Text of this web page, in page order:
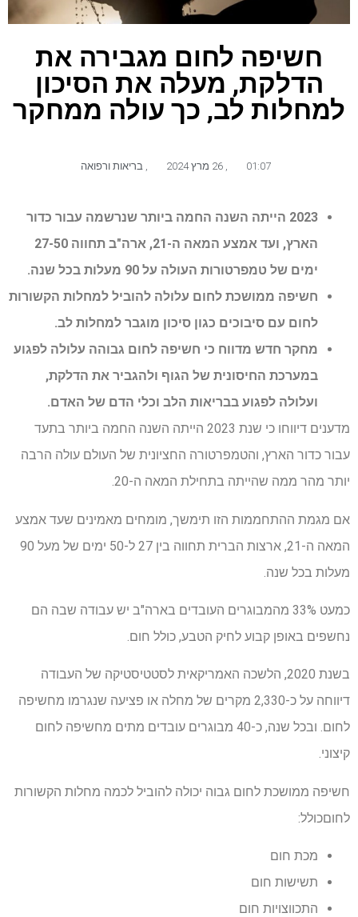
חשיפה לחום מגבירה את
הדלקת, מעלה את הסיכון
למחלות לב, כך עולה ממחקר
01:07 בריאות ורפואה
2023 הייתה השנה החמה ביותר שנרשמה עבור כדור
הארץ, ועד אמצע המאה ה-21, ארה"ב תחווה 27-50
ימים של טמפרטורות העולה על 90 מעלות בכל שנה.
חשיפה ממושכת לחום עלולה להוביל למחלות הקשורות
לחום עם סיבוכים כגון סיכון מוגבר למחלות לב.
מחקר חדש מדווח כי חשיפה לחום גבוהה עלולה לפגוע
במערכת החיסונית של הגוף ולהגביר את הדלקת,
ועלולה לפגוע בבריאות הלב וכלי הדם של האדם.
מדענים דיווחו כי שנת 2023 הייתה השנה החמה ביותר בתעד
עבור כדור הארץ, והטמפרטורה החציונית של העולם עולה הרבה
יותר מהר ממה שהייתה בתחילת המאה ה-20.
אם מגמת ההתחממות הזו תימשך, מומחים מאמינים שעד אמצע
המאה ה-21, ארצות הברית תחווה בין 27 ל-50 ימים של מעל 90
מעלות בכל שנה.
כמעט 33% מהמבוגרים העובדים בארה"ב יש עבודה שבה הם
נחשפים באופן קבוע לחיק הטבע, כולל חום.
בשנת 2020, הלשכה האמריקאית לסטטיסטיקה של העבודה
דיווחה על כ-2,330 מקרים של מחלה או פציעה שנגרמו מחשיפה
לחום. ובכל שנה, כ-40 מבוגרים עובדים מתים מחשיפה לחום
קיצוני.
חשיפה ממושכת לחום גבוה יכולה להוביל לכמה מחלות הקשורות
לחוםכולל:
מכת חום
תשישות חום
התכווצויות חום